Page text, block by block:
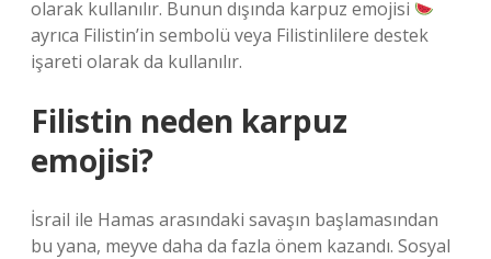
olarak kullanılır. Bunun dışında karpuz emojisi
ayrıca Filistin’in sembolü veya Filistinlilere destek
işareti olarak da kullanılır.
Filistin neden karpuz
emojisi?
İsrail ile Hamas arasındaki savaşın başlamasından
bu yana, meyve daha da fazla önem kazandı. Sosyal